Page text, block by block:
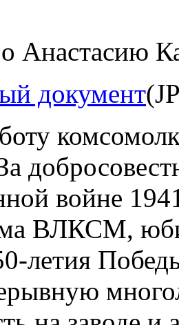
Анастасию
документ
войне
ВЛКСМ,
летия